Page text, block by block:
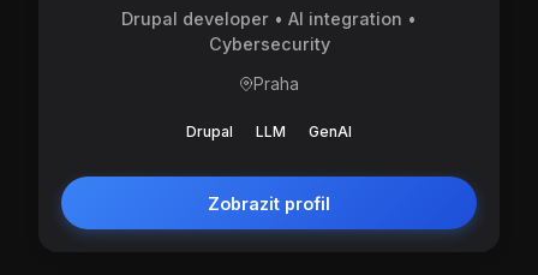
Drupal developer • AI integration •
Cybersecurity
Praha
Drupal LLM GenAI
Zobrazit profil